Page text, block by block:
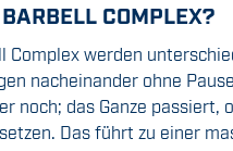
COMPLEX?
Complex werden
nacheinander ohne Pause
noch; das Ganze passiert,
Das führt zu einer